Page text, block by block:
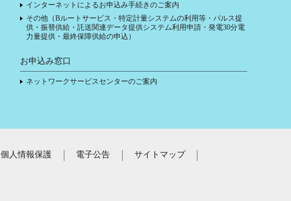
インターネットによるお申込み手続きのご案内
その他（Bルートサービス・特定計量システムの利用等・パルス提
供・振替供給・託送関連データ提供システム利用申請・発電30分電
力量提供・最終保障供給の申込）
お申込み窓口
ネットワークサービスセンターのご案内
個人情報保護 電子公告 サイトマップ